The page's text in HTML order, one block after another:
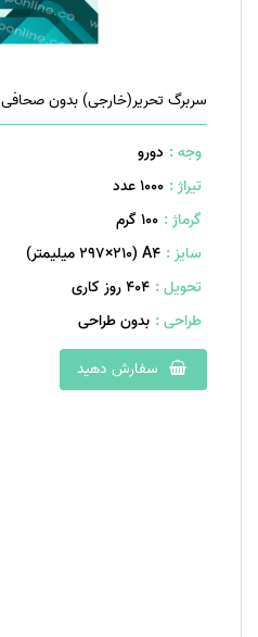
سربرگ تحریر(خارجی) بدون صحافی
وجه : دورو
تیراژ : 1000 عدد
گرماژ : ۱۰۰ گرم
سایز : A۴ (۲۹۷×۲۱۰ میلیمتر)
تحویل : 404 روز کاری
طراحی : بدون طراحی
سفارش دهید